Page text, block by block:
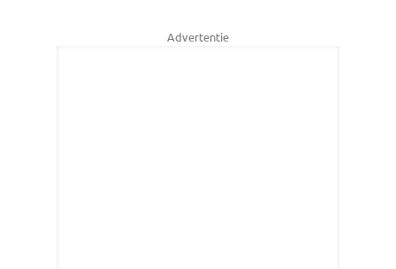
Advertentie